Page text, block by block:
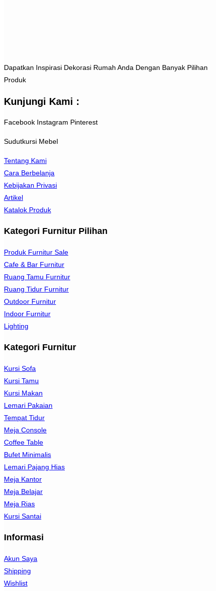
Dapatkan Inspirasi Dekorasi Rumah Anda Dengan Banyak Pilihan
Produk
Kunjungi Kami :
Facebook Instagram Pinterest
Sudutkursi Mebel
Tentang Kami
Cara Berbelanja
Kebijakan Privasi
Artikel
Katalok Produk
Kategori Furnitur Pilihan
Produk Furnitur Sale
Cafe & Bar Furnitur
Ruang Tamu Furnitur
Ruang Tidur Furnitur
Outdoor Furnitur
Indoor Furnitur
Lighting
Kategori Furnitur
Kursi Sofa
Kursi Tamu
Kursi Makan
Lemari Pakaian
Tempat Tidur
Meja Console
Coffee Table
Bufet Minimalis
Lemari Pajang Hias
Meja Kantor
Meja Belajar
Meja Rias
Kursi Santai
Informasi
Akun Saya
Shipping
Wishlist